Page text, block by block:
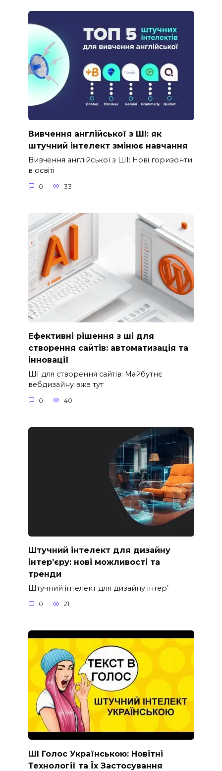
Вивчення англійської з ШІ: як
штучний інтелект змінює навчання
Вивчення англійської з ШІ: Нові горизонти
в освіті
0 33
Ефективні рішення з ші для
створення сайтів: автоматизація та
інновації
ШІ для створення сайтів: Майбутнє
вебдизайну вже тут
0 40
Штучний інтелект для дизайну
інтер’єру: нові можливості та
тренди
Штучний інтелект для дизайну інтер’
0 21
ШІ Голос Українською: Новітні
Технології та Їх Застосування